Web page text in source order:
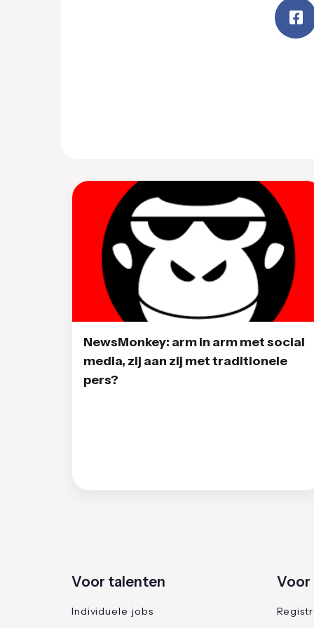
NewsMonkey: arm in arm met social
media, zij aan zij met traditionele
pers?
Voor talenten
Individuele jobs
Voor